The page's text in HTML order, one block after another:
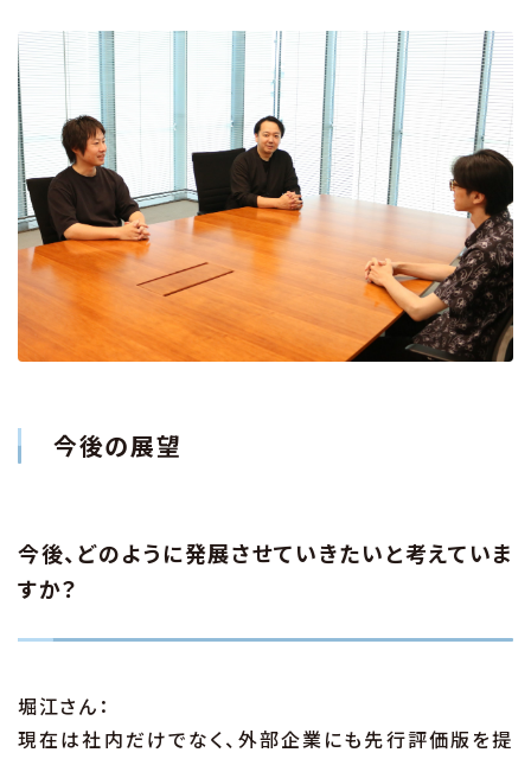
今後の展望
今後、どのように発展させていきたいと考えていま
すか？
堀江さん：
現在は社内だけでなく、外部企業にも先行評価版を提